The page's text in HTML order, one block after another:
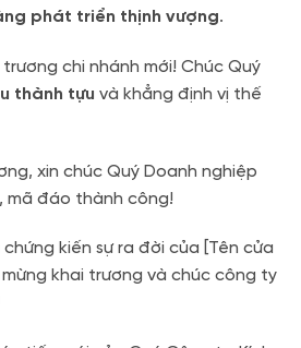
phát triển thịnh vượng.
chi nhánh mới! Chúc Quý
thành tựu và khẳng định vị thế
xin chúc Quý Doanh nghiệp
, mã đáo thành công!
kiến sự ra đời của [Tên cửa
khai trương và chúc công ty